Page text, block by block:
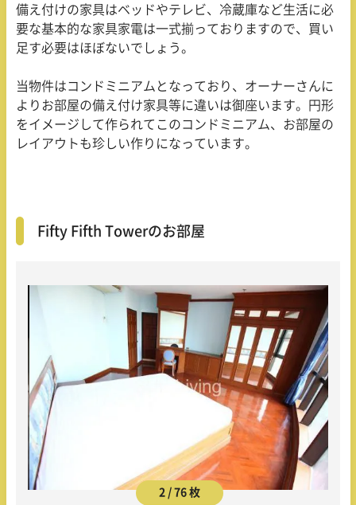
備え付けの家具はベッドやテレビ、冷蔵庫など生活に必
要な基本的な家具家電は一式揃っておりますので、買い
足す必要はほぼないでしょう。
当物件はコンドミニアムとなっており、オーナーさんに
よりお部屋の備え付け家具等に違いは御座います。円形
をイメージして作られてこのコンドミニアム、お部屋の
レイアウトも珍しい作りになっています。
Fifty Fifth Towerのお部屋
2 / 76 枚